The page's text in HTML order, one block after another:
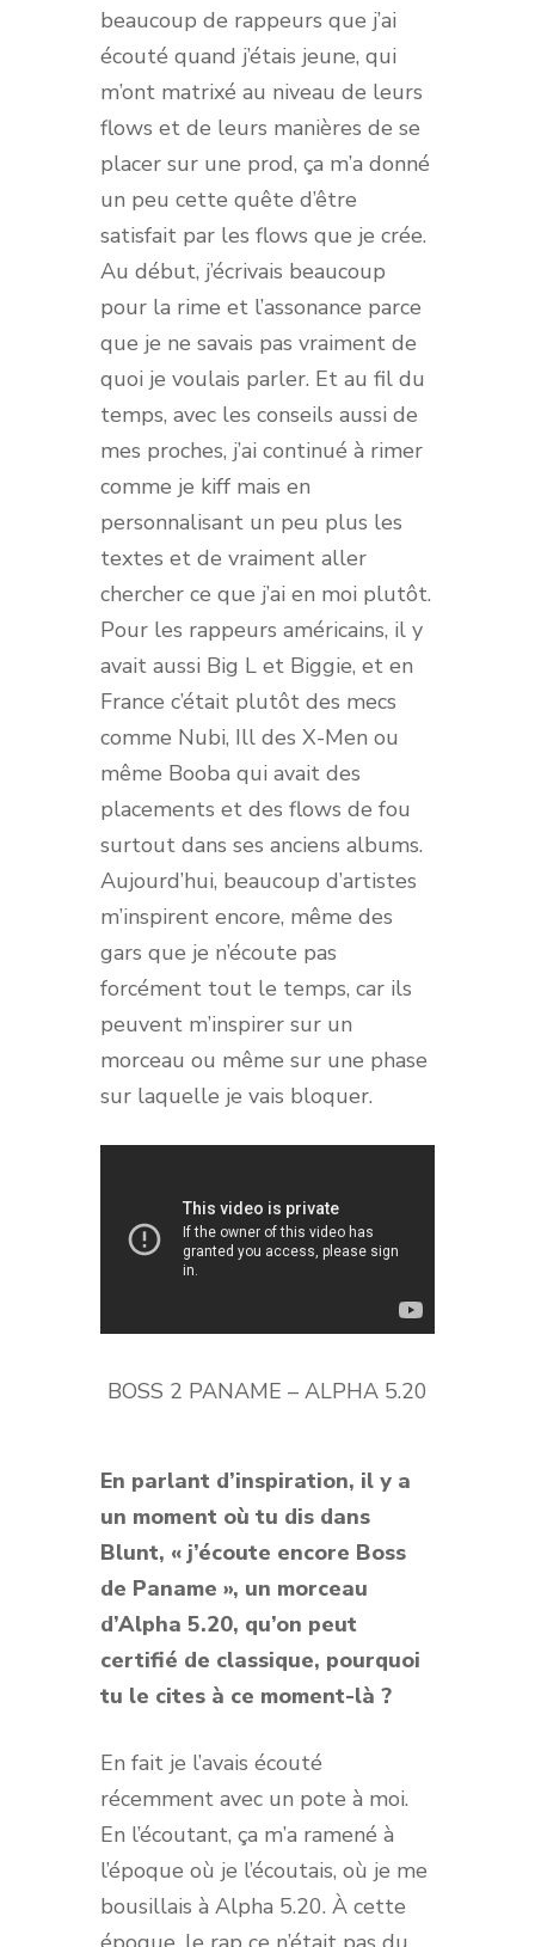
beaucoup de rappeurs que j’ai
écouté quand j’étais jeune, qui
m’ont matrixé au niveau de leurs
flows et de leurs manières de se
placer sur une prod, ça m’a donné
un peu cette quête d’être
satisfait par les flows que je crée.
Au début, j’écrivais beaucoup
pour la rime et l’assonance parce
que je ne savais pas vraiment de
quoi je voulais parler. Et au fil du
temps, avec les conseils aussi de
mes proches, j’ai continué à rimer
comme je kiff mais en
personnalisant un peu plus les
textes et de vraiment aller
chercher ce que j’ai en moi plutôt.
Pour les rappeurs américains, il y
avait aussi Big L et Biggie, et en
France c’était plutôt des mecs
comme Nubi, Ill des X-Men ou
même Booba qui avait des
placements et des flows de fou
surtout dans ses anciens albums.
Aujourd’hui, beaucoup d’artistes
m’inspirent encore, même des
gars que je n’écoute pas
forcément tout le temps, car ils
peuvent m’inspirer sur un
morceau ou même sur une phase
sur laquelle je vais bloquer.
BOSS 2 PANAME – ALPHA 5.20
En parlant d’inspiration, il y a
un moment où tu dis dans
Blunt, « j’écoute encore Boss
de Paname », un morceau
d’Alpha 5.20, qu’on peut
certifié de classique, pourquoi
tu le cites à ce moment-là ?
En fait je l’avais écouté
récemment avec un pote à moi.
En l’écoutant, ça m’a ramené à
l’époque où je l’écoutais, où je me
bousillais à Alpha 5.20. À cette